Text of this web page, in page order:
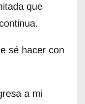
que
sé hacer con
a mi